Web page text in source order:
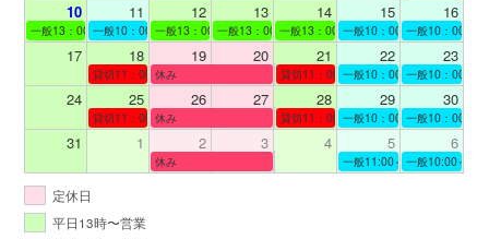
10 11 12 13 14 15 16
一般13：00～19：00一般10：00～19：00一般13：00～19：00一般13：00～19：00一般13：00～19：00一般10：00～19：00
一般10：00～
17 18 19 20 21 22 23
貸切11：00～12：00
休み 貸切11：00～13：00一般10：00～19：00
一般10：00～
24 25 26 27 28 29 30
貸切11：00～13：00
休み 貸切11：00～12：00一般10：00～19：00
一般10：00～
31 1 2 3 4 5 6
休み 一般11:00～19:00一般10:00～
定休日
平日13時〜営業